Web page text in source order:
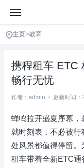
主页>教育
携程租车 ETC
畅行无忧
作者：admin • 更新时间：
蝉鸣拉开盛夏序幕，
就时刻表，不必被
处风景都值得停留。
租车带着全新ETC